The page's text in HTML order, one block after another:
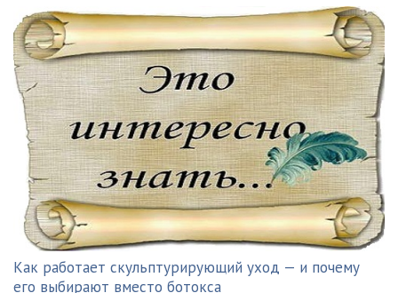
Как работает скульптурирующий уход — и почему
его выбирают вместо ботокса